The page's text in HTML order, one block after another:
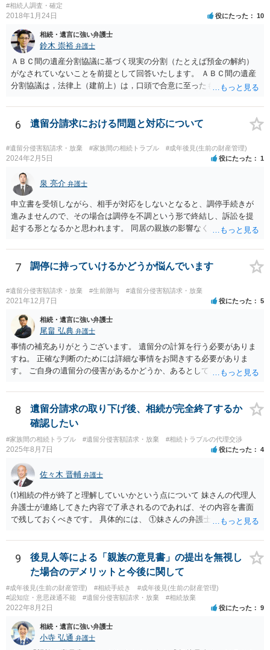
#相続人調査・確定
2018年1月24日 役にたった 10
相続・遺言に強い弁護士
鈴木 崇裕 弁護士
ＡＢＣ間の遺産分割協議に基づく現実の分割（たとえば預金の解約）
がなされていないことを前提として回答いたします。 ＡＢＣ間の遺産
分割協議は，法律上（建前上）は，口頭で合意に至ったものであって
ん。 また，不動産の名義を移転するためには，遺産分割協議書への署
名捺印を得る必要があります。 したがって，残念ながら，「ＡＢＣ間
の遺産分割協議が有効に成立している」という前提に基づく主張は困
難と思われます。 「ＡＢＣ間の遺産分割協議は未了のまま，ＡとＢが
死亡し，二次相続が発生した」という前提に基づいて協議を進める必
議の内容を前提とした主張をすることが最も有利ですが，ＡＢの相続
人は応じない姿勢を示していることから，実現は困難だと思います。
主張としては維持しつつも，現実的な解決方法（遺産分割協議の落と
しどころ）としては，譲歩することを甘受しなければならないかもし
れません。
6 遺留分請求における問題と対応について
#遺留分侵害額請求・放棄 #家族間の相続トラブル #成年後見(生前の財産管理)
2024年2月5日 役にたった 1
泉 亮介 弁護士
申立書を受領しながら、相手が対応をしないとなると、調停手続きが
進みませんので、その場合は調停を不調という形で終結し、訴訟を提
起する形となるかと思われます。 同居の親族の影響なく、というのは
め、後からひっくり返すということは難しくなってくるかと思われま
す。 公開相談の場でのご相談については、どうしても限界が出てしま
7 調停に持っていけるかどうか悩んでいます
#遺留分侵害額請求・放棄 #生前贈与 #遺留分侵害額請求・放棄
2021年12月7日 役にたった 5
相続・遺言に強い弁護士
尾畠 弘典 弁護士
事情の補充ありがとうございます。 遺留分の計算を行う必要がありま
すね。 正確な判断のためには詳細な事情をお聞きする必要がありま
す。 ご自身の遺留分の侵害があるかどうか、あるとしてどの程度の金
相談されるのが良いと思います。
8
遺留分請求の取り下げ後、相続が完全終了するか
確認したい
#家族間の相続トラブル #遺留分侵害額請求・放棄 #相続トラブルの代理交渉
2025年8月7日 役にたった 4
佐々木 晋輔 弁護士
⑴相続の件が終了と理解していいかという点について 妹さんの代理人
弁護士が連絡してきた内容で了承されるのであれば、その内容を書面
で残しておくべきです。 具体的には、 ①妹さんの弁護士に対して、連
の預金を振り込めば終了など）を記載した合意書等の書面を作成して
もらう。 ②相談者様はその書面の内容をしっかり確認する。納得でき
ない部分があれば、説明を求めたり、修正を求める。 なお、相続に
関してお互いに債権債務がないことを確認する旨を記載してもらいま
しょう。その記載があれば、相続の件は終了となります。 ③合意書等
が納得できる内容になれば、お互いに署名捺印する。 という流れで
捺印する前に、相談者様も別の弁護士に相談して確認してもらうので
もいいと思います。 ⑵振込先が弁護士宛であることについて 代理人弁
9
後見人等による「親族の意見書」の提出を無視し
た場合のデメリットと今後に関して
#成年後見(生前の財産管理) #相続手続き
#成年後見(生前の財産管理)
#認知症・意思疎通不能
#遺留分侵害額請求・放棄 #相続放棄
2022年8月2日 役にたった 9
相続・遺言に強い弁護士
小寺 弘通 弁護士